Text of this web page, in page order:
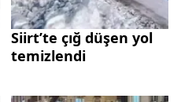
Siirt’te çığ düşen yol
temizlendi